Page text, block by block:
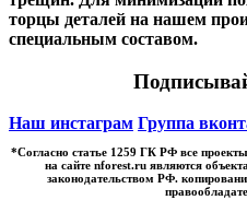
торцы деталей на нашем
специальным составом.
Наш инстаграм Группа
*Cогласно статье 1259 ГК РФ все
на сайте nforest.ru являются
законодательством РФ.